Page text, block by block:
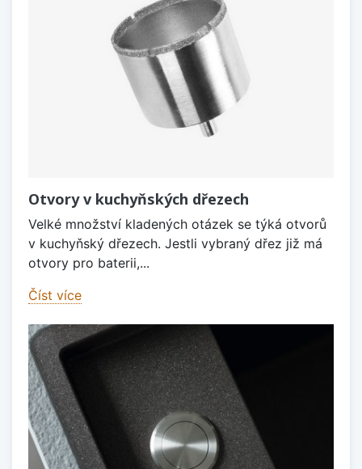
Otvory v kuchyňských dřezech
Velké množství kladených otázek se týká otvorů
v kuchyňský dřezech. Jestli vybraný dřez již má
otvory pro baterii,...
Číst více